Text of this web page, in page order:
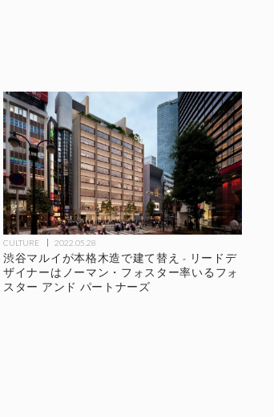
CULTURE 2022.05.28
渋谷マルイが本格木造で建て替え - リードデ
ザイナーはノーマン・フォスター率いるフォ
スター アンド パートナーズ